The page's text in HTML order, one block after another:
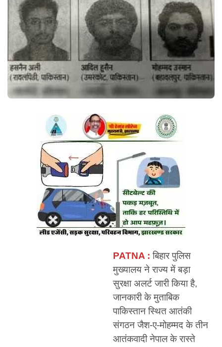
PATNA :बिहार पुलिस
मुख्यालय ने राज्य में बड़ा
सुरक्षा अलर्ट जारी किया है,
जानकारी के मुताबिक
पाकिस्तान स्थित आतंकी
संगठन जैश-ए-मोहम्मद के तीन
आतंकवादी नेपाल के रास्ते